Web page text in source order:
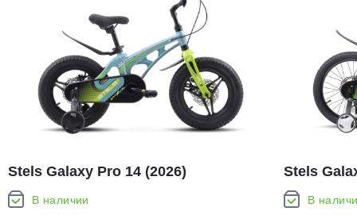
Stels Galaxy Pro 14 (2026)
В наличии
Stels
В